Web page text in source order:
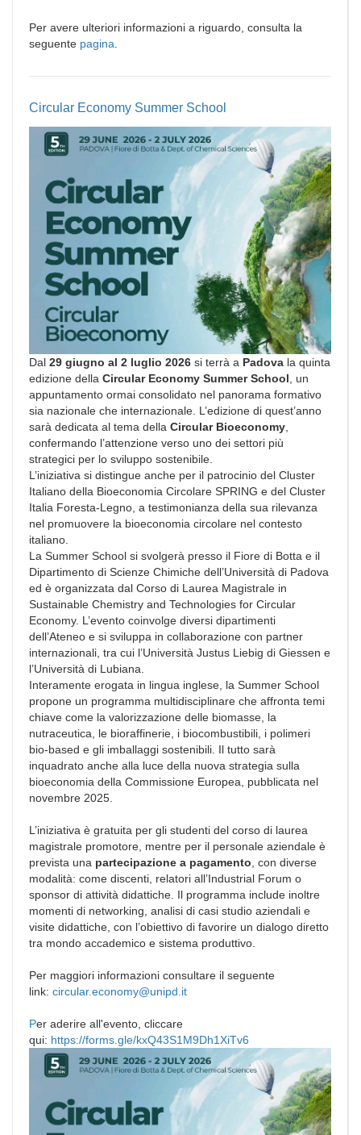
Per avere ulteriori informazioni a riguardo, consulta la
seguente pagina
Circular Economy Summer School
Dal 29 giugno al 2 luglio 2026 si terrà a Padova la quinta
edizione della Circular Economy Summer School, un
appuntamento ormai consolidato nel panorama formativo
sia nazionale che internazionale. L’edizione di quest’anno
sarà dedicata al tema della Circular Bioeconomy,
confermando l’attenzione verso uno dei settori più
strategici per lo sviluppo sostenibile.
L’iniziativa si distingue anche per il patrocinio del Cluster
Italiano della Bioeconomia Circolare SPRING e del Cluster
Italia Foresta-Legno, a testimonianza della sua rilevanza
nel promuovere la bioeconomia circolare nel contesto
italiano.
La Summer School si svolgerà presso il Fiore di Botta e il
Dipartimento di Scienze Chimiche dell’Università di Padova
ed è organizzata dal Corso di Laurea Magistrale in
Sustainable Chemistry and Technologies for Circular
Economy. L’evento coinvolge diversi dipartimenti
dell’Ateneo e si sviluppa in collaborazione con partner
internazionali, tra cui l’Università Justus Liebig di Giessen e
l’Università di Lubiana.
Interamente erogata in lingua inglese, la Summer School
propone un programma multidisciplinare che affronta temi
chiave come la valorizzazione delle biomasse, la
nutraceutica, le bioraffinerie, i biocombustibili, i polimeri
bio-based e gli imballaggi sostenibili. Il tutto sarà
inquadrato anche alla luce della nuova strategia sulla
bioeconomia della Commissione Europea, pubblicata nel
novembre 2025.
L’iniziativa è gratuita per gli studenti del corso di laurea
magistrale promotore, mentre per il personale aziendale è
prevista una partecipazione a pagamento, con diverse
modalità: come discenti, relatori all’Industrial Forum o
sponsor di attività didattiche. Il programma include inoltre
momenti di networking, analisi di casi studio aziendali e
visite didattiche, con l’obiettivo di favorire un dialogo diretto
tra mondo accademico e sistema produttivo.
Per maggiori informazioni consultare il seguente
link: circular.economy@unipd.it
Per aderire all'evento, cliccare
qui: https://forms.gle/kxQ43S1M9Dh1XiTv6